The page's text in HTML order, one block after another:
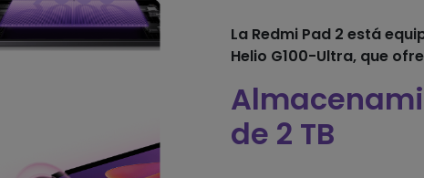
La Redmi Pad 2 está
Helio G100-Ultra, que
de 2 TB